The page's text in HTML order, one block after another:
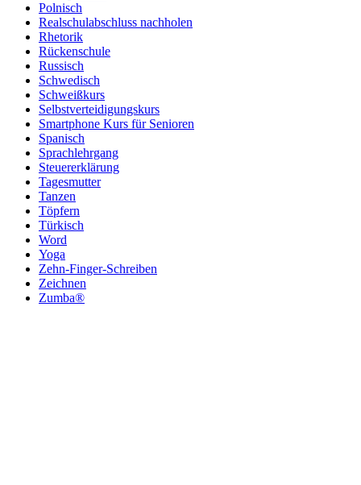
Polnisch
Realschulabschluss nachholen
Rhetorik
Rückenschule
Russisch
Schwedisch
Schweißkurs
Selbstverteidigungskurs
Smartphone Kurs für Senioren
Spanisch
Sprachlehrgang
Steuererklärung
Tagesmutter
Tanzen
Töpfern
Türkisch
Word
Yoga
Zehn-Finger-Schreiben
Zeichnen
Zumba®